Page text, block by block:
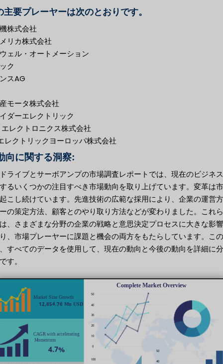
主要プレーヤーは次のとおりです。
株式会社
リカ株式会社
ェル・オートメーション
ク
スAG
モータ株式会社
ダーエレクトリック
レクトロニクス株式会社
レクトリックヨーロッパ株式会社
向に関する洞察:
ライブとサーボアンプの市場調査レポートでは、現在のビジネ
るいくつかの注目すべき市場動向を取り上げています。変革は
こし続けています。先進技術の広範な採用により、企業の運営
の策定方法、顧客とのやり取り方法などが変わりました。これ
、さまざまな分野の企業の戦略と意思決定プロセスに大きな影
、市場プレーヤーに課題と機会の両方をもたらしています。こ
すべてのデータを使用して、現在の動向と今後の動向を詳細に
す。